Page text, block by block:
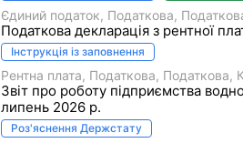
Єдиний податок Податкова
Податкова декларація з рентної
Інструкція із заповнення
Рентна плата Податкова Податкова
Звіт про роботу підприємства
липень 2026 р.
Роз'яснення Держстату